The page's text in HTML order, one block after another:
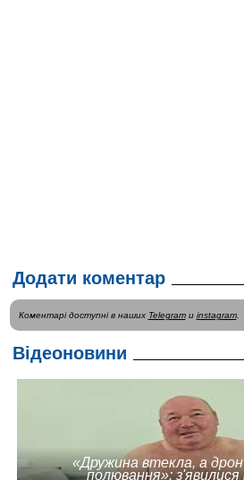
Додати коментар
Коментарі доступні в наших Telegramи instagram.
Відеоновини
«Дружина втекла, а дрон
полювання»: з'явилися